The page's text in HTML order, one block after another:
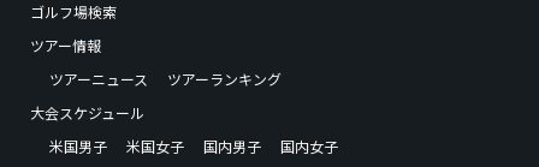
ゴルフ場検索
ツアー情報
ツアーニュース
ツアーランキング
大会スケジュール
米国男子
米国女子 国内男子
国内女子